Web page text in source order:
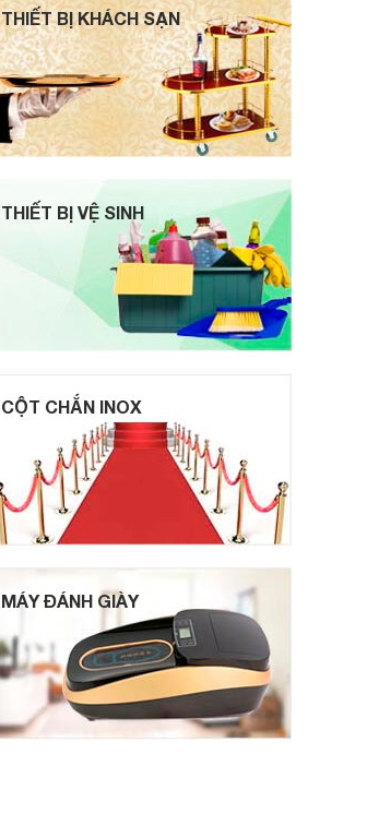
THIẾT BỊ KHÁCH SẠN
THIẾT BỊ VỆ SINH
CỘT CHẮN INOX
MÁY ĐÁNH GIÀY